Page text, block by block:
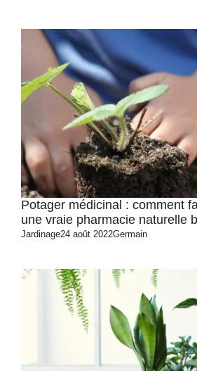
Potager médicinal : comment
une vraie pharmacie naturelle
Jardinage24 août 2022Germain